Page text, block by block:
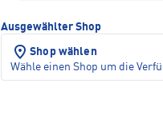
Ausgewählter Shop
Shop wählen
Wähle einen Shop um die